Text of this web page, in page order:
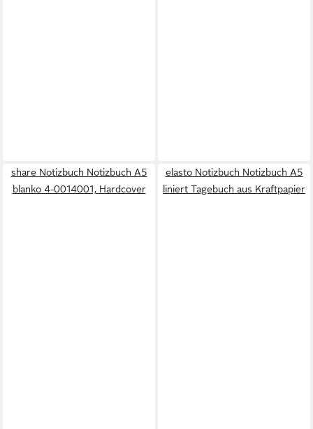
share Notizbuch Notizbuch A5
blanko 4-0014001, Hardcover
elasto Notizbuch Notizbuch A5
liniert Tagebuch aus Kraftpapier